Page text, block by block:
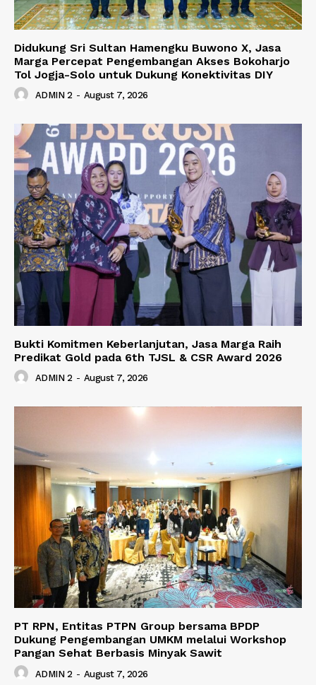
Didukung Sri Sultan Hamengku Buwono X, Jasa
Marga Percepat Pengembangan Akses Bokoharjo
Tol Jogja-Solo untuk Dukung Konektivitas DIY
ADMIN 2 - August 7, 2026
Bukti Komitmen Keberlanjutan, Jasa Marga Raih
Predikat Gold pada 6th TJSL & CSR Award 2026
ADMIN 2 - August 7, 2026
PT RPN, Entitas PTPN Group bersama BPDP
Dukung Pengembangan UMKM melalui Workshop
Pangan Sehat Berbasis Minyak Sawit
ADMIN 2 - August 7, 2026